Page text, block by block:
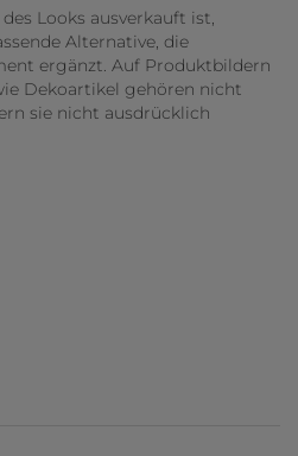
Looks ausverkauft ist,
Alternative, die
ergänzt. Auf Produktbildern
Dekoartikel gehören nicht
sie nicht ausdrücklich